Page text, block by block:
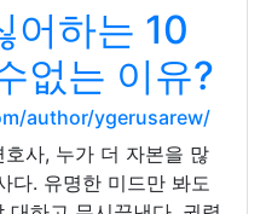
어하는 10
없는 이유?
author/ygerusarew/
사, 누가 더 자본을 많
다. 유명한 미드만 봐도